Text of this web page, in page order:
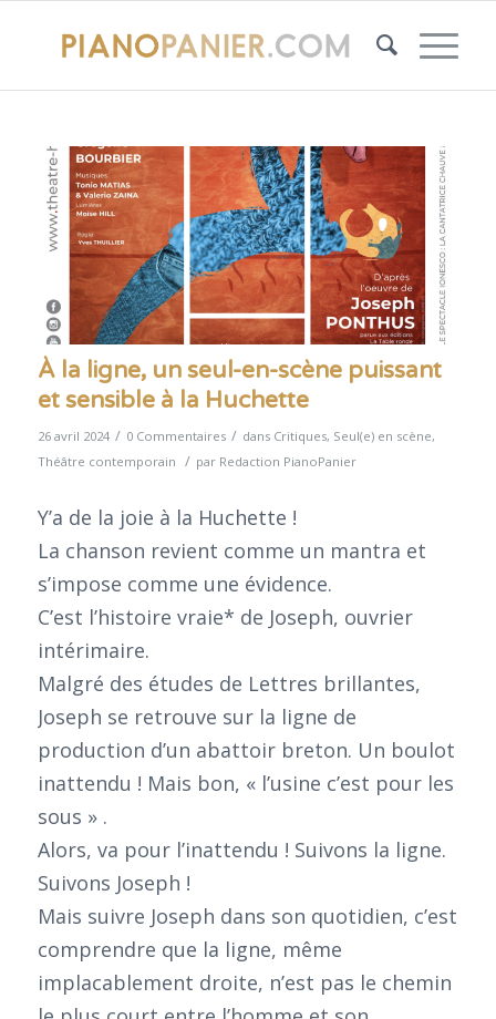
À la ligne, un seul-en-scène puissant
et sensible à la Huchette
26 avril 2024 / 0 Commentaires / dans Critiques, Seul(e) en scène,
Théâtre contemporain / par Redaction PianoPanier
Y’a de la joie à la Huchette !
La chanson revient comme un mantra et
s’impose comme une évidence.
C’est l’histoire vraie* de Joseph, ouvrier
intérimaire.
Malgré des études de Lettres brillantes,
Joseph se retrouve sur la ligne de
production d’un abattoir breton. Un boulot
inattendu ! Mais bon, « l’usine c’est pour les
sous » .
Alors, va pour l’inattendu ! Suivons la ligne.
Suivons Joseph !
Mais suivre Joseph dans son quotidien, c’est
comprendre que la ligne, même
implacablement droite, n’est pas le chemin